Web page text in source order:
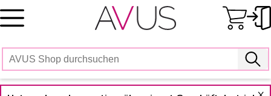
Skip
to